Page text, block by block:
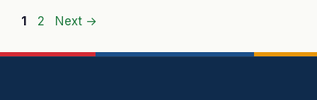
Page
1 Page
2 Next →